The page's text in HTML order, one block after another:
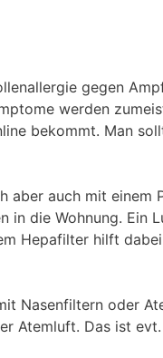
gegen
werden
bekommt. Man
aber auch mit
in die Wohnung. Ein
Hepafilter hilft
Nasenfiltern oder
Atemluft. Das ist